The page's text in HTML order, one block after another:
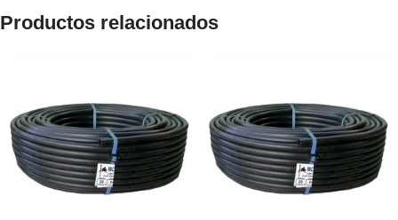
Productos relacionados